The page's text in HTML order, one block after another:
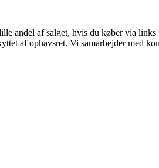
andel af salget, hvis du køber via links
af ophavsret. Vi samarbejder med